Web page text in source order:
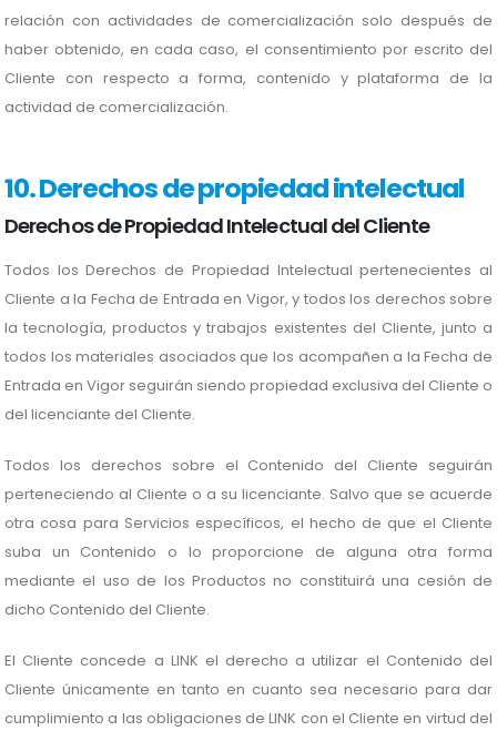
relación con actividades de comercialización solo después de
haber obtenido, en cada caso, el consentimiento por escrito del
Cliente con respecto a forma, contenido y plataforma de la
actividad de comercialización.
10. Derechos de propiedad intelectual
Derechos de Propiedad Intelectual del Cliente
Todos los Derechos de Propiedad Intelectual pertenecientes al
Cliente a la Fecha de Entrada en Vigor, y todos los derechos sobre
la tecnología, productos y trabajos existentes del Cliente, junto a
todos los materiales asociados que los acompañen a la Fecha de
Entrada en Vigor seguirán siendo propiedad exclusiva del Cliente o
del licenciante del Cliente.
Todos los derechos sobre el Contenido del Cliente seguirán
perteneciendo al Cliente o a su licenciante. Salvo que se acuerde
otra cosa para Servicios específicos, el hecho de que el Cliente
suba un Contenido o lo proporcione de alguna otra forma
mediante el uso de los Productos no constituirá una cesión de
dicho Contenido del Cliente.
El Cliente concede a LINK el derecho a utilizar el Contenido del
Cliente únicamente en tanto en cuanto sea necesario para dar
cumplimiento a las obligaciones de LINK con el Cliente en virtud del